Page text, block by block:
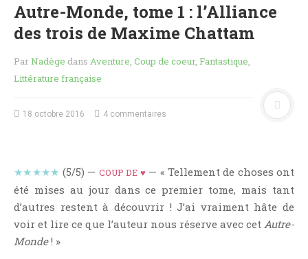
MES ARTICLES
NADÈGE
LECTURES
MES CRITIQUES
MES ARTICLES
NOS CRITIQUES
NOS COUPS DE ♥
Autre-Monde, tome 1 : l’Alliance
des trois de Maxime Chattam
ParNadège dans Aventure, Coup de coeur, Fantastique,
Littérature française
18 octobre 2016 4 commentaires
★★★★★ (5/5) — COUP DE ♥ — « Tellement de choses ont
été mises au jour dans ce premier tome, mais tant
d’autres restent à découvrir ! J’ai vraiment hâte de
voir et lire ce que l’auteur nous réserve avec cet Autre-
Monde! »